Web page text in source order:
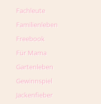
Fachleute
Familienleben
Freebook
Für Mama
Gartenleben
Gewinnspiel
Jackenfieber